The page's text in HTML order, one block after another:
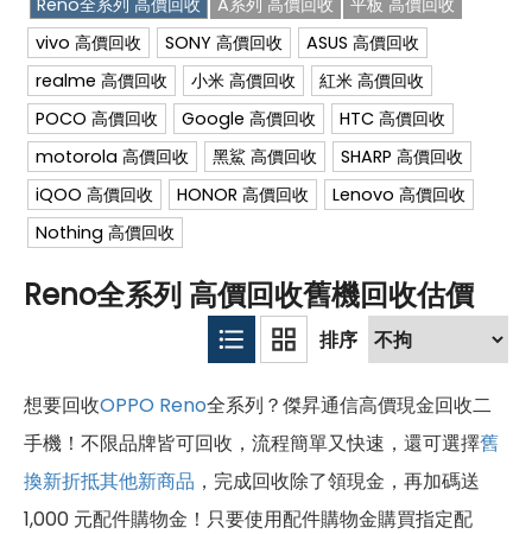
Reno全系列 高價回收
A系列 高價回收
平板 高價回收
vivo 高價回收
SONY 高價回收
ASUS 高價回收
realme 高價回收
小米 高價回收
紅米 高價回收
POCO 高價回收
Google 高價回收
HTC 高價回收
motorola 高價回收
黑鯊 高價回收
SHARP 高價回收
iQOO 高價回收
HONOR 高價回收
Lenovo 高價回收
Nothing 高價回收
Reno全系列 高價回收舊機回收估價
想要回收OPPO Reno全系列？傑昇通信高價現金回收二
手機！不限品牌皆可回收，流程簡單又快速，還可選擇舊
換新折抵其他新商品 ，完成回收除了領現金，再加碼送
1,000 元配件購物金！只要使用配件購物金購買指定配